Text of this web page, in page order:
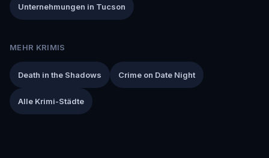
Unternehmungen in Tucson
MEHR KRIMIS
Death in the Shadows Crime on Date Night
Alle Krimi-Städte